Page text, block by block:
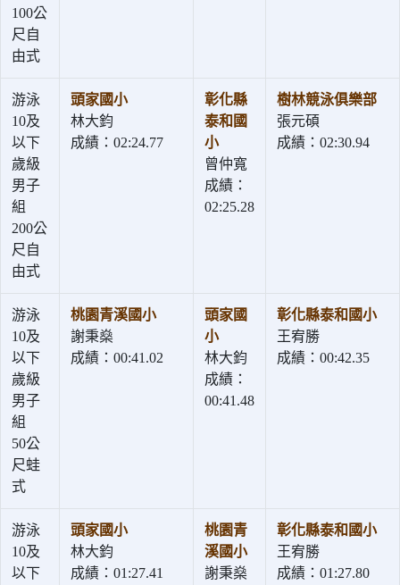
100公
尺自
由式
游泳
10及
以下
歲級
男子
組
200公
尺自
由式
頭家國小
林大鈞
成績：02:24.77
彰化縣
泰和國
小
曾仲寬
成績：
02:25.28
樹林競泳俱樂部
張元碩
成績：02:30.94
游泳
10及
以下
歲級
男子
組
50公
尺蛙
式
桃園青溪國小
謝秉燊
成績：00:41.02
頭家國
小
林大鈞
成績：
00:41.48
彰化縣泰和國小
王宥勝
成績：00:42.35
游泳
10及
以下
頭家國小
林大鈞
成績：01:27.41
桃園青
溪國小
謝秉燊
彰化縣泰和國小
王宥勝
成績：01:27.80